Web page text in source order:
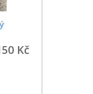
Kč